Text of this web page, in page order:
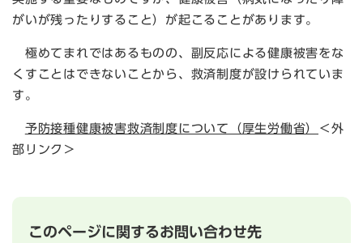
がいが残ったりすること）が起こることがあります。
極めてまれではあるものの、副反応による健康被害をな
くすことはできないことから、救済制度が設けられていま
す。
予防接種健康被害救済制度について（厚生労働省）
＜外
部リンク＞
このページに関するお問い合わせ先